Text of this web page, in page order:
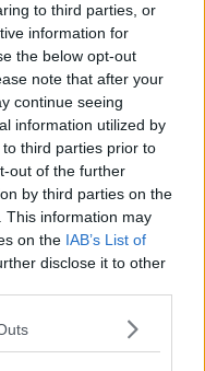
to third parties, or
information for
the below opt-out
note that after your
continue seeing
information utilized by
third parties prior to
out of the further
by third parties on the
This information may
on the IAB’s List of
disclose it to other
dati emersi finora non
motivo stiamo chiedendo
autorità di accelerare e
neanche le indagini
a nulla . Escluse origini
acuta, troppo
il livello di
la gestione di oltre
di lasciarli
e crea la necessità di
anomale del momento
di rilascio in aree
Nessuno degli altri
tipo
, pur avendo
nei giorni successivi al